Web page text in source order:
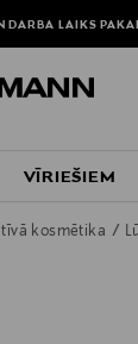
DARBA LAIKS
VĪRIEŠIEM
kosmētika